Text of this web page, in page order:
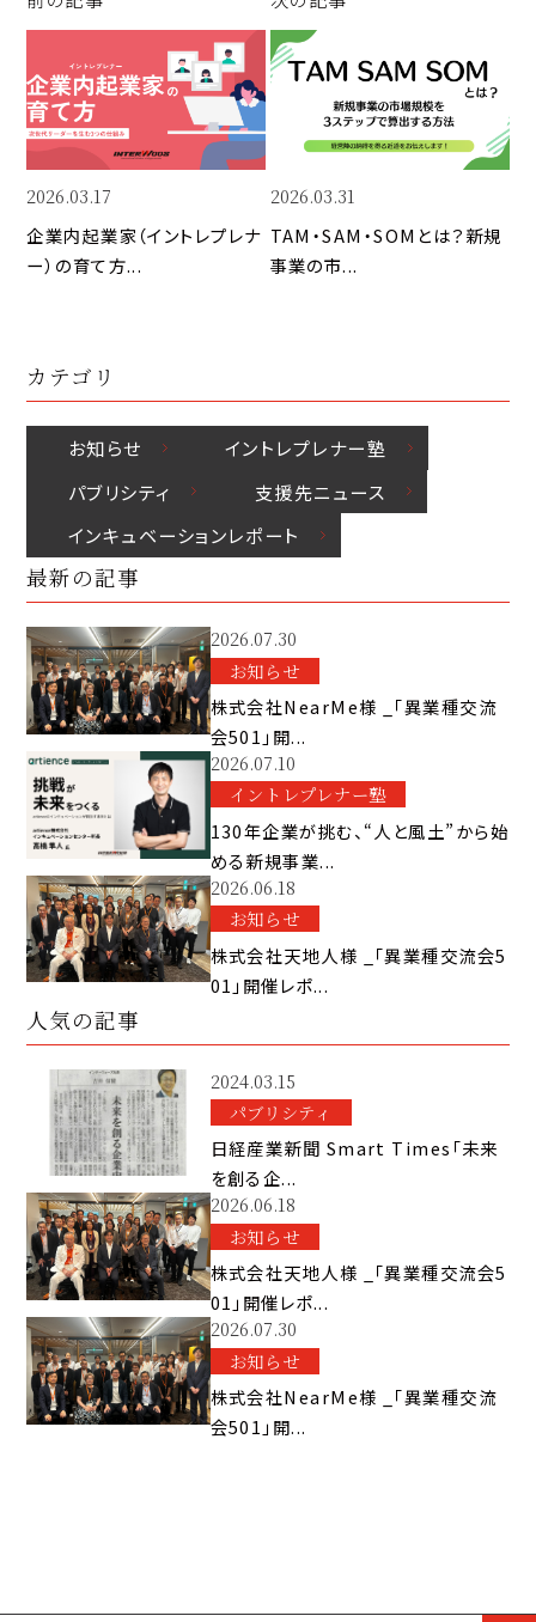
y
Li
n
k
e
b
o
o
e
d
I
n
2026.03.17
企業内起業家（イントレプレナ
ー）の育て方...
2026.03.31
TAM・SAM・SOMとは？新規
事業の市...
カテゴリ
お知らせ
イントレプレナー塾
パブリシティ
⽀援先ニュース
インキュベーションレポート
最新の記事
2026.07.30
お知らせ
株式会社NearMe様 _「異業種交流
会501」開...
2026.07.10
イントレプレナー塾
130年企業が挑む、“人と風土”から始
める新規事業...
2026.06.18
お知らせ
株式会社天地人様 _「異業種交流会5
01」開催レポ...
人気の記事
2024.03.15
パブリシティ
日経産業新聞 Smart Times「未来
を創る企...
2026.06.18
お知らせ
株式会社天地人様 _「異業種交流会5
01」開催レポ...
2026.07.30
お知らせ
株式会社NearMe様 _「異業種交流
会501」開...